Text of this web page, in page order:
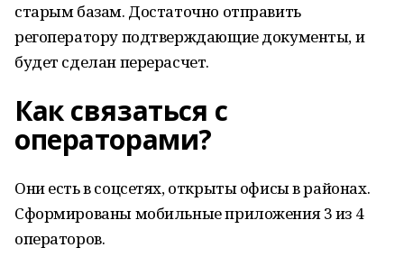
старым базам. Достаточно отправить
регоператору подтверждающие документы, и
будет сделан перерасчет.
Как связаться с
операторами?
Они есть в соцсетях, открыты офисы в районах.
Сформированы мобильные приложения 3 из 4
операторов.